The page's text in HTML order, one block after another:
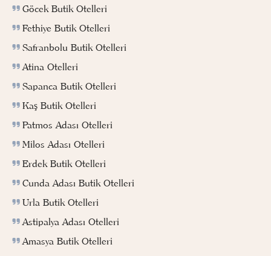
Göcek Butik Otelleri
Fethiye Butik Otelleri
Safranbolu Butik Otelleri
Atina Otelleri
Sapanca Butik Otelleri
Kaş Butik Otelleri
Patmos Adası Otelleri
Milos Adası Otelleri
Erdek Butik Otelleri
Cunda Adası Butik Otelleri
Urla Butik Otelleri
Astipalya Adası Otelleri
Amasya Butik Otelleri